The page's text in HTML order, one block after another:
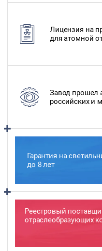
Лицензия на
для атомной
Завод прошел
российских и
Гарантия на
до 8 лет
Реестровый
отраслеобразующих